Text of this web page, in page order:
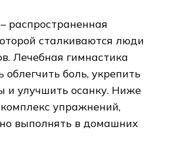
распространенная
сталкиваются люди
Лечебная гимнастика
боль, укрепить
улучшить осанку. Ниже
упражнений,
выполнять в домашних